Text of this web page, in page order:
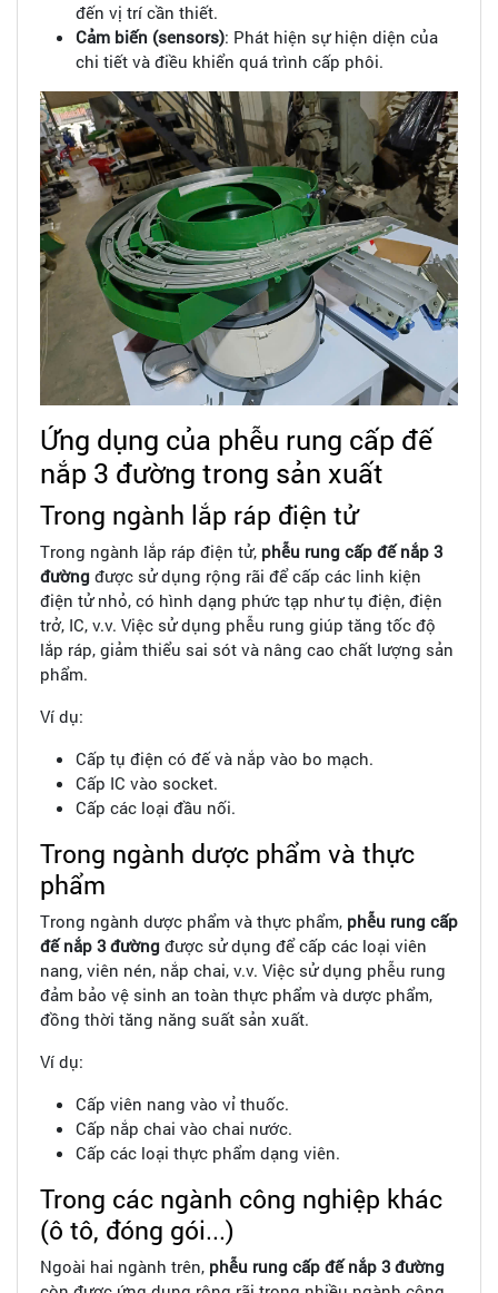
đến vị trí cần thiết.
Cảm biến (sensors): Phát hiện sự hiện diện của
chi tiết và điều khiển quá trình cấp phôi.
Ứng dụng của phễu rung cấp đế
nắp 3 đường trong sản xuất
Trong ngành lắp ráp điện tử
Trong ngành lắp ráp điện tử, phễu rung cấp đế nắp 3
đường được sử dụng rộng rãi để cấp các linh kiện
điện tử nhỏ, có hình dạng phức tạp như tụ điện, điện
trở, IC, v.v. Việc sử dụng phễu rung giúp tăng tốc độ
lắp ráp, giảm thiểu sai sót và nâng cao chất lượng sản
phẩm.
Ví dụ:
Cấp tụ điện có đế và nắp vào bo mạch.
Cấp IC vào socket.
Cấp các loại đầu nối.
Trong ngành dược phẩm và thực
phẩm
Trong ngành dược phẩm và thực phẩm, phễu rung cấp
đế nắp 3 đường được sử dụng để cấp các loại viên
nang, viên nén, nắp chai, v.v. Việc sử dụng phễu rung
đảm bảo vệ sinh an toàn thực phẩm và dược phẩm,
đồng thời tăng năng suất sản xuất.
Ví dụ:
Cấp viên nang vào vỉ thuốc.
Cấp nắp chai vào chai nước.
Cấp các loại thực phẩm dạng viên.
Trong các ngành công nghiệp khác
(ô tô, đóng gói...)
Ngoài hai ngành trên, phễu rung cấp đế nắp 3 đường